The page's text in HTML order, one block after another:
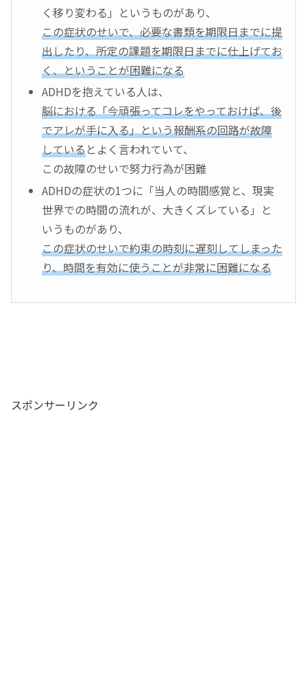
く移り変わる」というものがあり、
この症状のせいで、必要な書類を期限日までに提
出したり、所定の課題を期限日までに仕上げてお
く、ということが困難になる
ADHDを抱えている人は、
脳における「今頑張ってコレをやっておけば、後
でアレが手に入る」という報酬系の回路が故障
しているとよく言われていて、
この故障のせいで努力行為が困難
ADHDの症状の1つに「当人の時間感覚と、現実
世界での時間の流れが、大きくズレている」と
いうものがあり、
この症状のせいで約束の時刻に遅刻してしまった
り、時間を有効に使うことが非常に困難になる
スポンサーリンク